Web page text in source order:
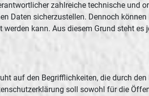
zahlreiche technische
Daten sicherzustellen. Dennoch
kann. Aus diesem Grund steht
auf den Begrifflichkeiten, die durch
soll sowohl für die